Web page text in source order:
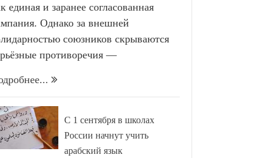
единая и заранее согласованная
Однако за внешней
союзников скрываются
противоречия —
С 1 сентября в школах
России начнут учить
арабский язык